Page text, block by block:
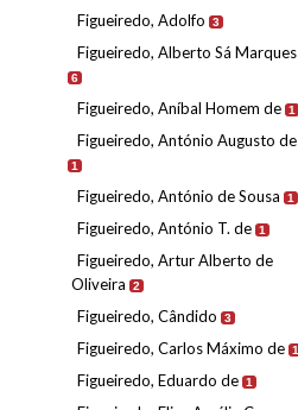
Figueiredo, Adolfo 3
Figueiredo, Alberto Sá Marques
6
Figueiredo, Aníbal Homem de 1
Figueiredo, António Augusto de
1
Figueiredo, António de Sousa 1
Figueiredo, António T. de 1
Figueiredo, Artur Alberto de
Oliveira
2
Figueiredo, Cândido 3
Figueiredo, Carlos Máximo de 1
Figueiredo, Eduardo de 1